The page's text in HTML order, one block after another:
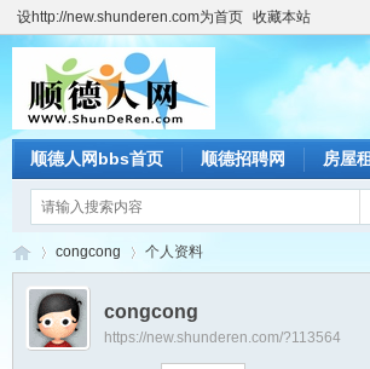
设http://new.shunderen.com为首页 收藏本站
顺德人网bbs首页 顺德招聘网 房屋
›
congcong 个人资料
congcong
https://new.shunderen.com/?113564